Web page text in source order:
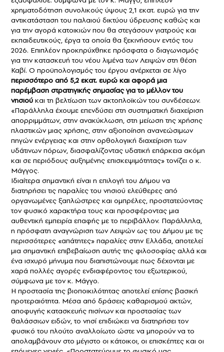
χρηματοδότηση συνολικούς ύψους 2,1 εκατ. ευρώ για την
αντικατάσταση του παλαιού δικτύου ύδρευσης καθώς και
για την αγορά κατοικιών που θα στεγάσουν γιατρούς και
εκπαιδευτικούς, έργα τα οποία θα ξεκινήσουν εντός του
2026. Επιπλέον προκηρύχθηκε πρόσφατα ο διαγωνισμός
για την κατασκευή του νέου λιμένα των Λειψών στη θέση
Καβί. Ο προϋπολογισμός του έργου ανέρχεται σε λίγο
περισσότερο από 5,2 εκατ. ευρώ και αφορά μια
παρέμβαση στρατηγικής σημασίας για το μέλλον του
νησιού και τη βελτίωση των ακτοπλοϊκών του συνδέσεων.
«Παράλληλα έχουμε επενδύσει στη συστηματική διαχείριση
απορριμμάτων, στην ανακύκλωση, στη μείωση της χρήσης
πλαστικών μιας χρήσης, στην αξιοποίηση ανανεώσιμων
πηγών ενέργειας και στην ορθολογική διαχείριση των
υδάτινων πόρων, διασφαλίζοντας υδατική επάρκεια ακόμη
και σε περιόδους αυξημένης επισκεψιμότητας» τονίζει ο κ.
Μάγγος.
Ιδιαίτερα σημαντική είναι η επιλογή του Δήμου να
διατηρήσει τις παραλίες του νησιού ελεύθερες από
οργανωμένες ξαπλώστρες και ομπρέλες, προστατεύοντας
τον φυσικό χαρακτήρα τους και προσφέροντας μια
αυθεντική εμπειρία επαφής με το περιβάλλον. Παράλληλα,
η πρόσφατη αναγνώριση των Λειψών ως του Δήμου με τις
περισσότερες «απάτητες» παραλίες στην Ελλάδα, αποτελεί
μια σημαντική επιβεβαίωση αυτής της φιλοσοφίας αλλά και
ένα ισχυρό μήνυμα που διαπιστώνουμε πως δέχονται με
χαρά πολλές αγορές ενδιαφέροντος του εξωτερικού,
σύμφωνα με τον κ. Μάγγο.
Η προστασία της βιοποικιλότητας αποτελεί επίσης βασική
προτεραιότητα. Μέσα από δράσεις καθαρισμού ακτών,
αποφυγής κατασκευής πισίνων και προστασίας των
θαλάσσιων ειδών, το νησί επιδιώκει να διατηρήσει τον
φυσικό του πλούτο αναλλοίωτο ώστε να μπορούν να το
απολαμβάνουν στο μέγιστο οι κάτοικοι, οι επισκέπτες και οι